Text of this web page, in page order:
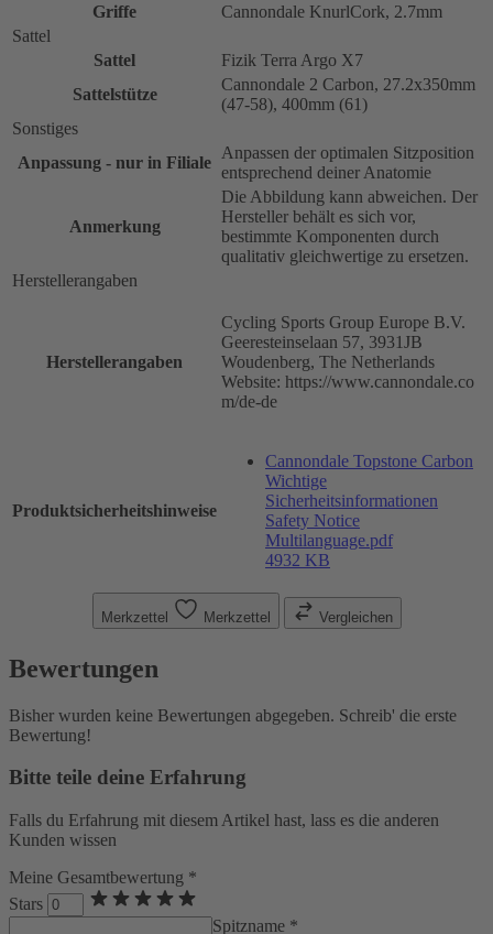
Griffe
Cannondale KnurlCork, 2.7mm
Sattel
Sattel
Fizik Terra Argo X7
Sattelstütze
Cannondale 2 Carbon, 27.2x350mm
(47-58), 400mm (61)
Sonstiges
Anpassung - nur in Filiale
Anpassen der optimalen Sitzposition
entsprechend deiner Anatomie
Anmerkung
Die Abbildung kann abweichen. Der
Hersteller behält es sich vor,
bestimmte Komponenten durch
qualitativ gleichwertige zu ersetzen.
Herstellerangaben
Herstellerangaben
Cycling Sports Group Europe B.V.
Geeresteinselaan 57, 3931JB
Woudenberg, The Netherlands
Website: https://www.cannondale.co
m/de-de
Produktsicherheitshinweise
Cannondale Topstone Carbon
Wichtige
Sicherheitsinformationen
Safety Notice
Multilanguage.pdf
4932 KB
Merkzettel Merkzettel Vergleichen
Bewertungen
Bisher wurden keine Bewertungen abgegeben. Schreib' die erste
Bewertung!
Bitte teile deine Erfahrung
Falls du Erfahrung mit diesem Artikel hast, lass es die anderen
Kunden wissen
Meine Gesamtbewertung *
Stars
Spitzname *